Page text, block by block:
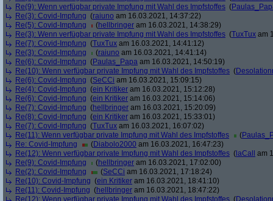
Re(9): Wenn verfügbar private Impfung mit Wahl des Impfstoffes (
Re(3): Covid-Impfung (raiuno am 16.03.2021, 14:37:22)
Re(5): Covid-Impfung
(hellbringer am 16.03.2021, 14:38:29)
Re(3): Wenn verfügbar private Impfung mit Wahl des Impfstoffes (TuxTux am
Re(7): Covid-Impfung (TuxTux am 16.03.2021, 14:41:12)
Re(3): Covid-Impfung
(raiuno am 16.03.2021, 14:41:14)
Re(6): Covid-Impfung (Paulas_Papa am 16.03.2021, 14:50:19)
Re(10): Wenn verfügbar private Impfung mit Wahl des Impfstoffes (
Re(6): Covid-Impfung (SeCCi am 16.03.2021, 15:09:15)
Re(4): Covid-Impfung (ein Kritiker am 16.03.2021, 15:12:28)
Re(6): Covid-Impfung (ein Kritiker am 16.03.2021, 15:14:06)
Re(7): Covid-Impfung (hellbringer am 16.03.2021, 15:20:09)
Re(8): Covid-Impfung (ein Kritiker am 16.03.2021, 15:33:01)
Re(7): Covid-Impfung (TuxTux am 16.03.2021, 16:07:02)
Re(11): Wenn verfügbar private Impfung mit Wahl des Impfstoffes
(
Re: Covid-Impfung
(Diabolo2000 am 16.03.2021, 16:47:23)
Re(12): Wenn verfügbar private Impfung mit Wahl des Impfstoffes ( laCall
am
Re(9): Covid-Impfung
(hellbringer am 16.03.2021, 17:02:00)
Re(2): Covid-Impfung
(SeCCi am 16.03.2021, 17:18:24)
Re(10): Covid-Impfung (ein Kritiker am 16.03.2021, 18:41:10)
Re(11): Covid-Impfung (hellbringer am 16.03.2021, 18:47:22)
Re(12): Wenn verfügbar private Impfung mit Wahl des Impfstoffes (